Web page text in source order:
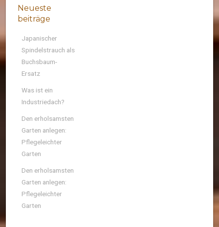
Neueste
beiträge
Japanischer
Spindelstrauch als
Buchsbaum-
Ersatz
Was ist ein
Industriedach?
Den erholsamsten
Garten anlegen:
Pflegeleichter
Garten
Den erholsamsten
Garten anlegen:
Pflegeleichter
Garten